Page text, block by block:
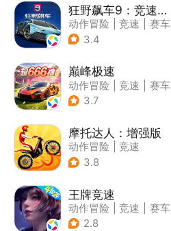
狂野飙车9：竞速传奇
动作冒险 竞速
赛车
| 狂野飙车
3.4
巅峰极速
动作冒险 竞速
赛车
| 漂移
3.7
摩托达人：增强版
动作冒险
竞速
| 摩托车
3.8
王牌竞速
动作冒险 竞速
赛车
| 漂移
2.8